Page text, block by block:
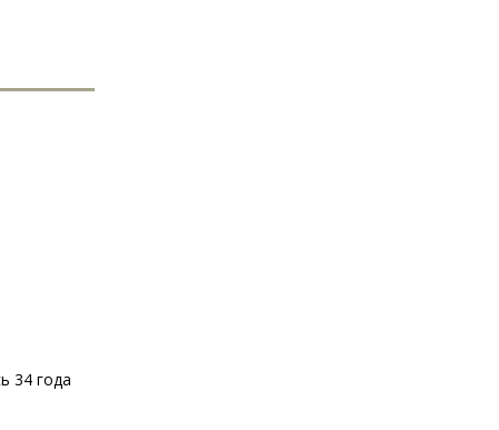
34 года